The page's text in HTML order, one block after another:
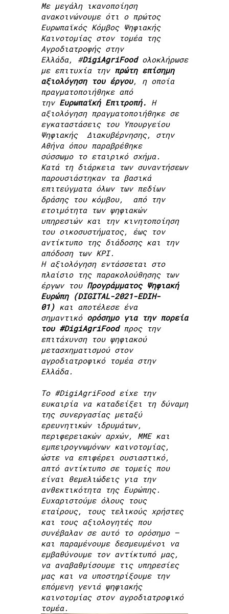
Με μεγάλη ικανοποίηση
ανακοινώνουμε ότι ο πρώτος
Ευρωπαϊκός Κόμβος Ψηφιακής
Καινοτομίας στον τομέα της
Αγροδιατροφής στην
Ελλάδα, #DigiAgriFood ολοκλήρωσε
με επιτυχία την πρώτη επίσημη
αξιολόγηση του έργου, η οποία
πραγματοποιήθηκε από
την Ευρωπαϊκή Επιτροπή. Η
αξιολόγηση πραγματοποιήθηκε σε
εγκαταστάσεις του Υπουργείου
Ψηφιακής Διακυβέρνησης, στην
Αθήνα όπου παραβρέθηκε
σύσσωμο το εταιρικό σχήμα.
Κατά τη διάρκεια των συναντήσεων
παρουσιάστηκαν τα βασικά
επιτεύγματα όλων των πεδίων
δράσης του κόμβου, από την
ετοιμότητα των ψηφιακών
υπηρεσιών και την κινητοποίηση
του οικοσυστήματος, έως τον
αντίκτυπο της διάδοσης και την
απόδοση των KPI.
Η αξιολόγηση εντάσσεται στο
πλαίσιο της παρακολούθησης των
έργων του Προγράμματος Ψηφιακή
Ευρώπη (DIGITAL-2021-EDIH-
01) και αποτέλεσε ένα
σημαντικό ορόσημο για την πορεία
του #DigiAgriFoodπρος την
επιτάχυνση του ψηφιακού
μετασχηματισμού στον
αγροδιατροφικό τομέα στην
Ελλάδα.
Το #DigiAgriFood είχε την
ευκαιρία να καταδείξει τη δύναμη
της συνεργασίας μεταξύ
ερευνητικών ιδρυμάτων,
περιφερειακών αρχών, ΜΜΕ και
εμπειρογνωμόνων καινοτομίας,
ώστε να επιφέρει ουσιαστικό,
απτό αντίκτυπο σε τομείς που
είναι θεμελιώδεις για την
ανθεκτικότητα της Ευρώπης.
Ευχαριστούμε όλους τους
εταίρους, τους τελικούς χρήστες
και τους αξιολογητές που
συνέβαλαν σε αυτό το ορόσημο —
και παραμένουμε δεσμευμένοι να
εμβαθύνουμε τον αντίκτυπό μας,
να αναβαθμίσουμε τις υπηρεσίες
μας και να υποστηρίξουμε την
επόμενη γενιά ψηφιακής
καινοτομίας στον αγροδιατροφικό
τομέα.